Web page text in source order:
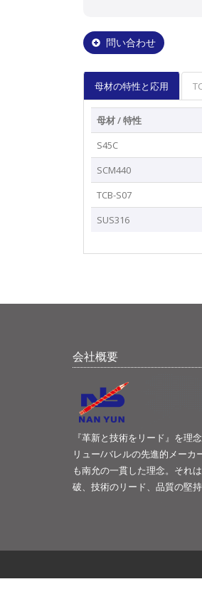
問い合わせ
母材の特性と応用
母材 / 特性
S45C
SCM440
TCB-S07
SUS316
会社概要
『革新と技術をリード』を理
リュー/バレルの先進的メーカ
も南允の一貫した理念。それ
破、技術のリード、品質の堅持